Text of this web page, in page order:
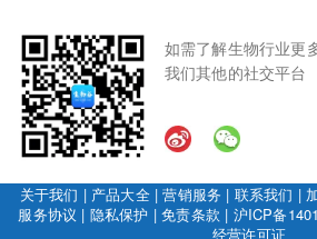
如需了解生物行业更
我们其他的社交平台
关于我们 | 产品大全|营销服务 | 联系我们 |
服务协议 | 隐私保护 |免责条款 | 沪ICP备
经营许可证